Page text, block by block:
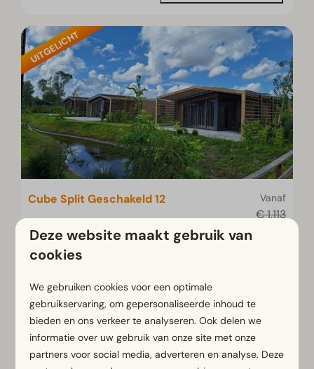
UITGELICHT
Vanaf
€ 1.113
€ 953
Cube Split Geschakeld 12
Noord-Holland, Enkhuizen
12
voor 12 personen
Knus buitenterras op vlonder
Badkamer ensuite
Deze website maakt gebruik van
cookies
We gebruiken cookies voor een optimale
gebruikservaring, om gepersonaliseerde inhoud te
bieden en ons verkeer te analyseren. Ook delen we
informatie over uw gebruik van onze site met onze
partners voor social media, adverteren en analyse. Deze